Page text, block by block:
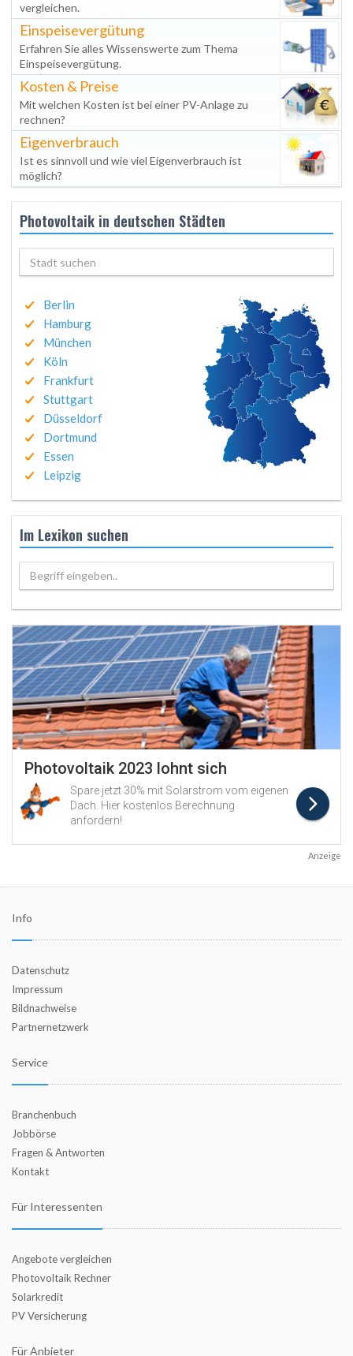
vergleichen.
Einspeisevergütung
Erfahren Sie alles Wissenswerte zum Thema
Einspeisevergütung.
Kosten & Preise
Mit welchen Kosten ist bei einer PV-Anlage zu
rechnen?
Eigenverbrauch
Ist es sinnvoll und wie viel Eigenverbrauch ist
möglich?
Photovoltaik in deutschen Städten
Berlin
Hamburg
München
Köln
Frankfurt
Stuttgart
Düsseldorf
Dortmund
Essen
Leipzig
Im Lexikon suchen
Begriff eingeben..
Anzeige
Info
Datenschutz
Impressum
Bildnachweise
Partnernetzwerk
Service
Branchenbuch
Jobbörse
Fragen & Antworten
Kontakt
Für Interessenten
Angebote vergleichen
Photovoltaik Rechner
Solarkredit
PV Versicherung
Für Anbieter